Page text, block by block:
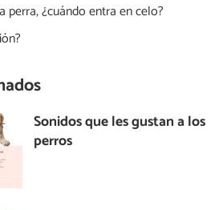
perra, ¿cuándo entra en celo?
Sonidos que les gustan a los
perros